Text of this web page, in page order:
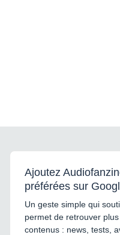
Ajoutez
préférées sur
Un geste simple qui
permet de retrouver
contenus : news, tests,